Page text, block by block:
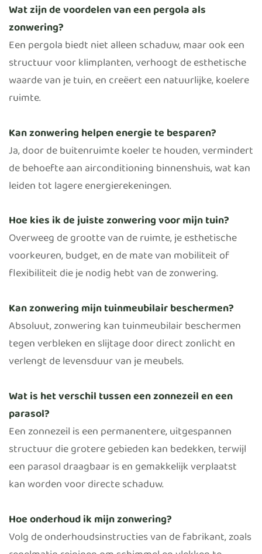
Wat zijn de voordelen van een pergola als
zonwering?
Een pergola biedt niet alleen schaduw, maar ook een
structuur voor klimplanten, verhoogt de esthetische
waarde van je tuin, en creëert een natuurlijke, koelere
ruimte.
Kan zonwering helpen energie te besparen?
Ja, door de buitenruimte koeler te houden, vermindert
de behoefte aan airconditioning binnenshuis, wat kan
leiden tot lagere energierekeningen.
Hoe kies ik de juiste zonwering voor mijn tuin?
Overweeg de grootte van de ruimte, je esthetische
voorkeuren, budget, en de mate van mobiliteit of
flexibiliteit die je nodig hebt van de zonwering.
Kan zonwering mijn tuinmeubilair beschermen?
Absoluut, zonwering kan tuinmeubilair beschermen
tegen verbleken en slijtage door direct zonlicht en
verlengt de levensduur van je meubels.
Wat is het verschil tussen een zonnezeil en een
parasol?
Een zonnezeil is een permanentere, uitgespannen
structuur die grotere gebieden kan bedekken, terwijl
een parasol draagbaar is en gemakkelijk verplaatst
kan worden voor directe schaduw.
Hoe onderhoud ik mijn zonwering?
Volg de onderhoudsinstructies van de fabrikant, zoals